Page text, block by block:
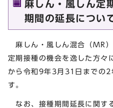
麻しん・風しん定
期間の延長につい
麻しん・風しん混合（MR）
定期接種の機会を逸した方々
から令和9年3月31日までの2
す。
なお、接種期間延長に関す